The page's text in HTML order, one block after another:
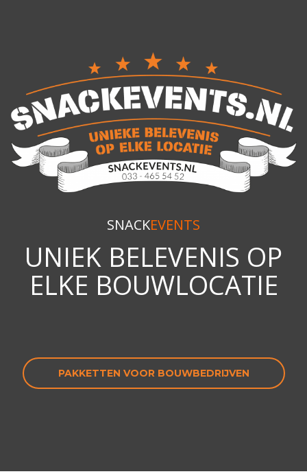
SNACKEVENTS
UNIEK BELEVENIS OP
ELKE BOUWLOCATIE
PAKKETTEN VOOR BOUWBEDRIJVEN